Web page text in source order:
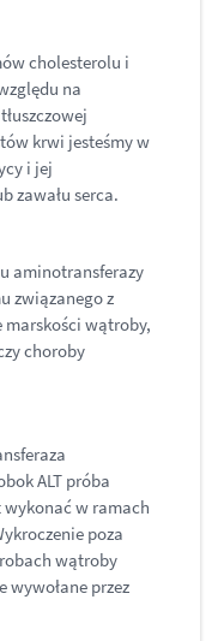
cholesterolu i
na
krwi jesteśmy w
i jej
zawału serca.
aminotransferazy
związanego z
wątroby,
choroby
ALT próba
w ramach
poza
wątroby
przez